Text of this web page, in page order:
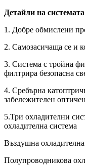
Детайли на системата
1. Добре обмислени
2. Самозасичаща се и
3. Система с тройна
филтрира безопасна
4. Сребърна
забележителен
5.Три охладителни
охладителна система
Въздушна охладителна
Полупроводникова